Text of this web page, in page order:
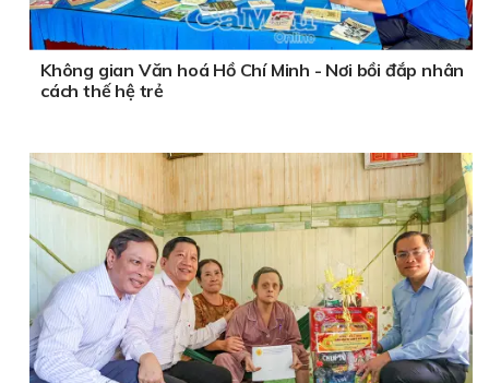
Không gian Văn hoá Hồ Chí Minh - Nơi bồi đắp nhân
cách thế hệ trẻ